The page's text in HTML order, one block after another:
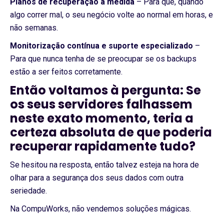
algo correr mal, o seu negócio volte ao normal em horas, e
não semanas.
Monitorização contínua e suporte especializado –
Para que nunca tenha de se preocupar se os backups
estão a ser feitos corretamente.
Então voltamos à pergunta: Se
os seus servidores falhassem
neste exato momento, teria a
certeza absoluta de que poderia
recuperar rapidamente tudo?
Se hesitou na resposta, então talvez esteja na hora de
olhar para a segurança dos seus dados com outra
seriedade.
Na CompuWorks, não vendemos soluções mágicas.